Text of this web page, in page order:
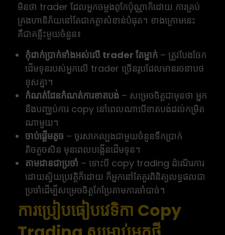
មិនថា trader ដែលអ្នកចម្លងពូកែប៉ុណ្ណាក៏ដោយ ការគ្រប់
គ្រងហានិភ័យនៅតែជាកត្តាសំខាន់បំផុត។ ខាងក្រោមនេះ
គឺជាគន្លឹះមួយចំនួន៖
កុំដាក់ប្រាក់ទាំងអស់លើ trader តែម្នាក់ – ត្រូវបែងចែក
ដើមទុនរបស់អ្នកលើ trader ច្រើនរូបដែលមានរចនាបថ
ខុសគ្នា។
កំណត់ដែនកំណត់ការខាតបង់ – សម្រេចចិត្តជាមុនថា អ្នក
នឹងបញ្ឈប់ការ copy នៅពេលណាបើខាតបង់ដល់កម្រិត
ណាមួយ។
ចាប់ផ្តើមតូច – ចូរសាកល្បងជាមួយចំនួនទឹកប្រាក់
តិចតួចសិន មុនពេលបង្កើនដើមទុន។
តាមដានជាប្រចាំ – ទោះបី copy trading ដំណើរការ
ដោយស្វ័យប្រវត្តិក៏ដោយ ក៏អ្នកនៅតែគួរពិនិត្យលទ្ធផលជា
ប្រចាំដើម្បីសម្រេចចិត្តកែប្រែតាមការចាំបាច់។
ការប្រៀបធៀបវេទិកា Copy